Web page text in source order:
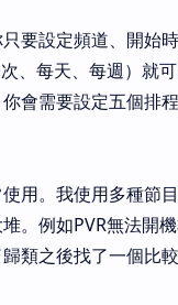
要設定頻道、開始
、每天、每週）就
會需要設定五個排
用。我使用多種節
。例如PVR無法開
類之後找了一個比較